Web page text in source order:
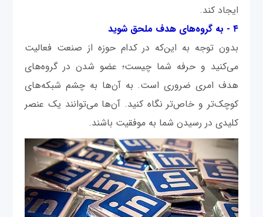
ایجاد کند.
۴ - به گروه‌های هدف ملحق شوید
بدون توجه به این‌که در کدام حوزه از صنعت فعالیت
می‌کنید و حرفه شما چیست؛ عضو شدن در گروه‌های
هدف امری ضروری است. به آن‌ها به چشم شبکه‌های
کوچک‌تر و خاص‌تر نگاه کنید. آن‌‌ها می‌توانند یک عنصر
کلیدی در رسیدن شما به موفقیت باشند.